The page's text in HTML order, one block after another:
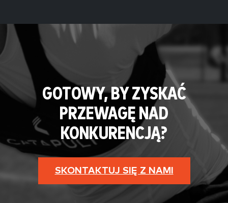
GOTOWY, BY ZYSKAĆ
PRZEWAGĘ NAD
KONKURENCJĄ?
SKONTAKTUJ SIĘ Z NAMI